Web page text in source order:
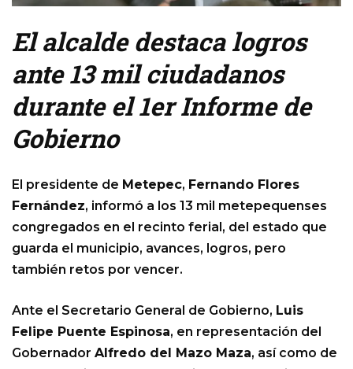
El alcalde destaca logros
ante 13 mil ciudadanos
durante el 1er Informe de
Gobierno
El presidente de Metepec, Fernando Flores
Fernández, informó a los 13 mil metepequenses
congregados en el recinto ferial, del estado que
guarda el municipio, avances, logros, pero
también retos por vencer.
Ante el Secretario General de Gobierno, Luis
Felipe Puente Espinosa, en representación del
Gobernador Alfredo del Mazo Maza, así como de